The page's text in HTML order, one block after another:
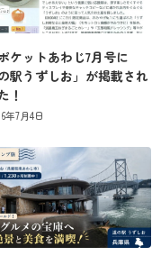
ケットあわじ7月号に
の駅うずしお」が掲載され
！
年7月4日